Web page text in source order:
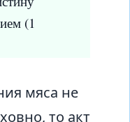
(1
мяса не
то акт